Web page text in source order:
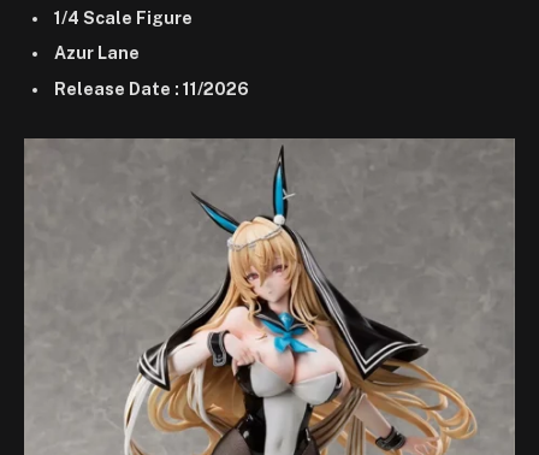
1/4 Scale Figure
Azur Lane
Release Date : 11/2026